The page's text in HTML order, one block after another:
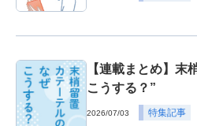
【連載まとめ】末
こうする？”
2026/07/03 特集記事